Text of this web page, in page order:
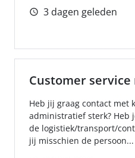
3 dagen geleden
Customer
Heb jij graag contact met
administratief sterk? Heb
de logistiek/transport/
jij misschien de persoon...